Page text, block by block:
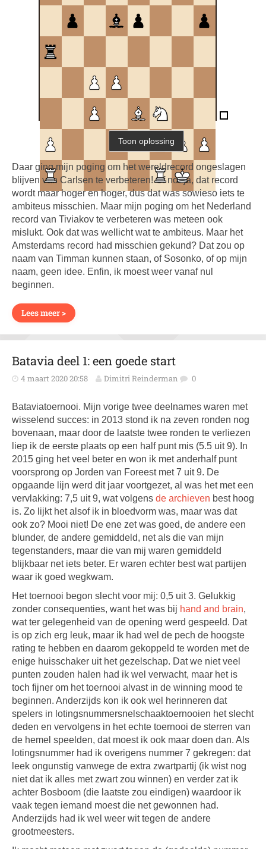
Daar ging mijn poging om het wereldrecord ongeslagen
blijven van Carlsen te verbeteren! Of nouja, dat record
wordt maar hoger en hoger, dus dat was sowieso iets te
ambiteus misschien. Maar mijn poging om het Nederland
record van Tiviakov te verbeteren was meteen ook
mislukt. Ook dat was wellicht wat te ambiteus. Maar het
Amsterdams record had misschien gekund? Dat zou op
naam van Timman kunnen staan, of Sosonko, of op mijn
naam, geen idee. Enfin, ik moest weer vanaf nul
beginnen.
Lees meer >
Batavia deel 1: een goede start
4 maart 2020 20:58 Dimitri Reinderman 0
Bataviatoernooi. Mijn vorige twee deelnames waren met
wisselend succes: in 2013 stond ik na zeven ronden nog
bovenaan, maar door de laatste twee ronden te verliezen
liep ik de eerste plaats op een half punt mis (5.5 uit 9). In
2015 ging het veel beter en won ik met anderhalf punt
voorsprong op Jorden van Foreest met 7 uit 9. De
opgaande lijn werd dit jaar voortgezet, al was het met een
vervlakking: 7,5 uit 9, wat volgens de archieven best hoog
is. Zo lijkt het alsof ik in bloedvorm was, maar was dat
ook zo? Mooi niet! De ene zet was goed, de andere een
blunder, de andere gemiddeld, net als die van mijn
tegenstanders, maar die van mij waren gemiddeld
blijkbaar net iets beter. Er waren echter best wat partijen
waar ik goed wegkwam.
Het toernooi begon slecht voor mij: 0,5 uit 3. Gelukkig
zonder consequenties, want het was bij hand and brain,
wat ter gelegenheid van de opening werd gespeeld. Dat
is op zich erg leuk, maar ik had wel de pech de hoogste
rating te hebben en daarom gekoppeld te worden met de
enige huisschaker uit het gezelschap. Dat we niet veel
punten zouden halen had ik wel verwacht, maar het is
toch fijner om het toernooi alvast in de winning mood te
beginnen. Anderzijds kon ik ook wel herinneren dat
spelers in lotingsnummersnelschaaktoernooien het slecht
deden en vervolgens in het echte toernooi de sterren van
de hemel speelden, dat moest ik ook maar doen dan. Als
lotingsnummer had ik overigens nummer 7 gekregen: dat
leek ongunstig vanwege de extra zwartpartij (ik wist nog
niet dat ik alles met zwart zou winnen) en verder zat ik
achter Bosboom (die laatste zou eindigen) waardoor ik
vaak tegen iemand moest die net gewonnen had.
Anderzijds had ik wel weer wit tegen de andere
grootmeesters.